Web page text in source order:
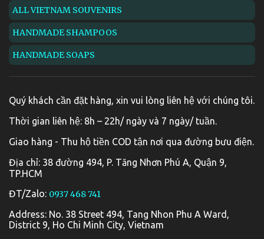
ALL VIETNAM SOUVENIRS
HANDMADE SHAMPOOS
HANDMADE SOAPS
Quý khách cần đặt hàng, xin vui lòng liên hệ với chúng tôi.
Thời gian liên hệ: 8h – 22h/ ngày và 7 ngày/ tuần.
Giao hàng - Thu hộ tiền COD tận nơi qua đường bưu điện.
Địa chỉ: 38 đường 494, P. Tăng Nhơn Phú A, Quận 9,
TP.HCM
ĐT/Zalo: 0937 468 741
Address: No. 38 Street 494, Tang Nhon Phu A Ward,
District 9, Ho Chi Minh City, Vietnam